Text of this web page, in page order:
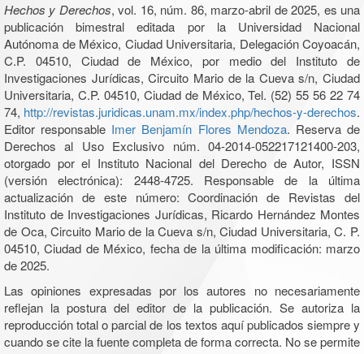
Hechos y Derechos, vol. 16, núm. 86, marzo-abril de 2025, es una
publicación bimestral editada por la Universidad Nacional
Autónoma de México, Ciudad Universitaria, Delegación Coyoacán,
C.P. 04510, Ciudad de México, por medio del Instituto de
Investigaciones Jurídicas, Circuito Mario de la Cueva s/n, Ciudad
Universitaria, C.P. 04510, Ciudad de México, Tel. (52) 55 56 22 74
74, http://revistas.juridicas.unam.mx/index.php/hechos-y-derechos.
Editor responsable Imer Benjamín Flores Mendoza. Reserva de
Derechos al Uso Exclusivo núm. 04-2014-052217121400-203,
otorgado por el Instituto Nacional del Derecho de Autor, ISSN
(versión electrónica): 2448-4725. Responsable de la última
actualización de este número: Coordinación de Revistas del
Instituto de Investigaciones Jurídicas, Ricardo Hernández Montes
de Oca, Circuito Mario de la Cueva s/n, Ciudad Universitaria, C. P.
04510, Ciudad de México, fecha de la última modificación: marzo
de 2025.
Las opiniones expresadas por los autores no necesariamente
reflejan la postura del editor de la publicación. Se autoriza la
reproducción total o parcial de los textos aquí publicados siempre y
cuando se cite la fuente completa de forma correcta. No se permite